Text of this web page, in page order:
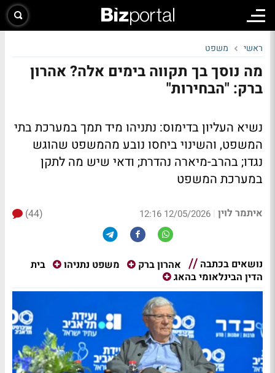
ראשי משפט
מה נוסך בך תקווה בימים אלה? אהרון
ברק: "הבחירות"
נשיא העליון בדימוס: נתניהו מיד תמך במערכת בתי
המשפט, והשינוי ביחסו נובע מהמשפט שהוגש
נגדו; בהרב-מיארה נהדרת; ודאי שיש מה לתקן
במערכת המשפט
איתמר לוין |
12/05/2026 12:16
(44)
נושאים בכתבה אהרון ברק משפט נתניהו
בית
הדין הבינלאומי בהאג